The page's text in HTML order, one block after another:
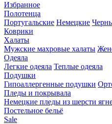
Избранное
Полотенца
Португальские Немецкие
Коврики
Халаты
Мужские махровые халаты
Одеяла
Легкие одеяла Теплые одеяла
Подушки
Гипоаллергенные подушки
Пледы и покрывала
Немецкие пледы из шерсти
Постельное бельё
Sale